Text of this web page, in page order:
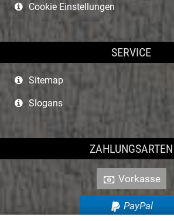
Cookie Einstellungen
SERVICE
Sitemap
Slogans
ZAHLUNGSARTEN
Vorkasse
PayPal